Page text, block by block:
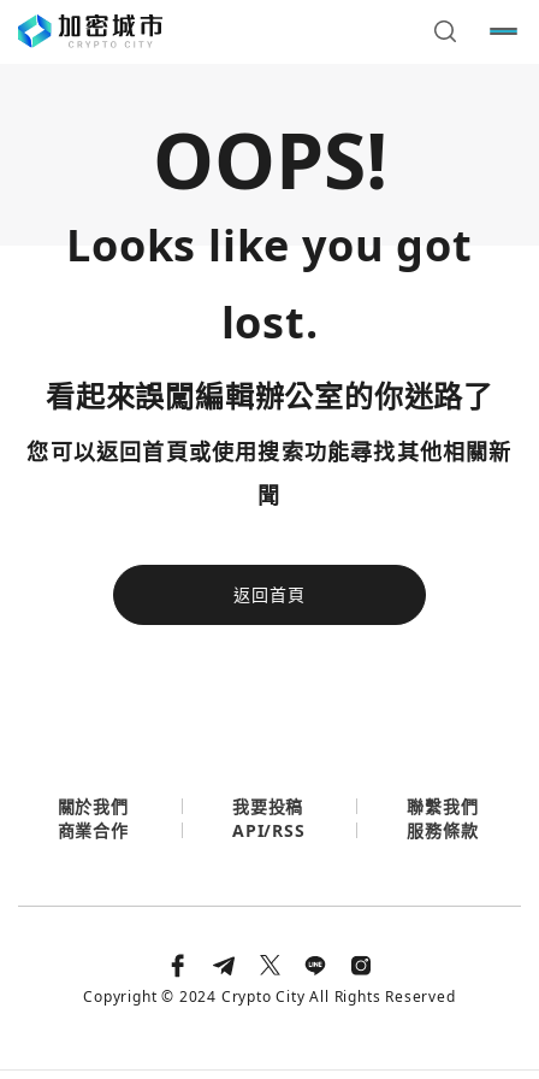
OOPS!
Looks like you got
lost.
看起來誤闖編輯辦公室的你迷路了
您可以返回首頁或使用搜索功能尋找其他相關新
聞
返回首頁
今日熱門
使用以下帳號繼續
您已閒置5分鐘，請點擊關閉按鈕或空白處，即可回到加密
今日熱門
關於我們 我要投稿
聯繫我們
商業合作
API/RSS 服務條款
Copyright © 2024 Crypto City All Rights Reserved